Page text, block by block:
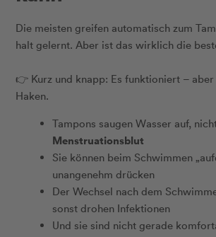
Die meisten greifen automatisch zum
halt gelernt. Aber ist das wirklich die
👉 Kurz und knapp: Es funktioniert –
Haken.
Tampons saugen Wasser auf,
Menstruationsblut
Sie können beim Schwimmen
unangenehm drücken
Der Wechsel nach dem
sonst drohen Infektionen
Und sie sind nicht gerade